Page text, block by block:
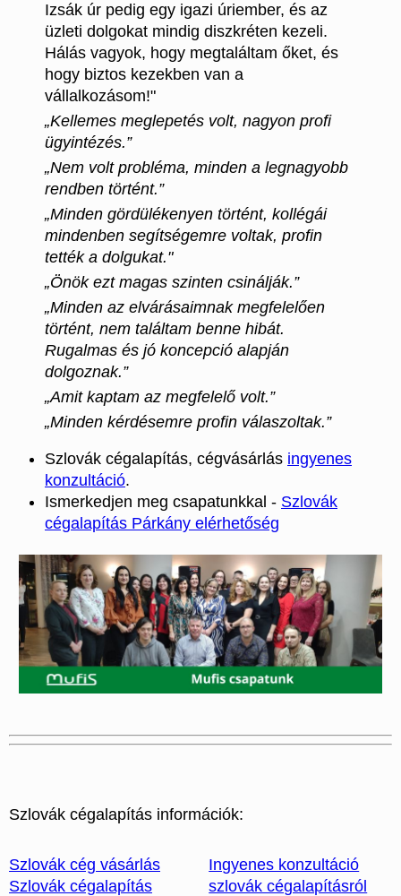
Izsák úr pedig egy igazi úriember, és az
üzleti dolgokat mindig diszkréten kezeli.
Hálás vagyok, hogy megtaláltam őket, és
hogy biztos kezekben van a
vállalkozásom!"
„Kellemes meglepetés volt, nagyon profi
ügyintézés.”
„Nem volt probléma, minden a legnagyobb
rendben történt.”
„Minden gördülékenyen történt, kollégái
mindenben segítségemre voltak, profin
tették a dolgukat."
„Önök ezt magas szinten csinálják.”
„Minden az elvárásaimnak megfelelően
történt, nem találtam benne hibát.
Rugalmas és jó koncepció alapján
dolgoznak.”
„Amit kaptam az megfelelő volt.”
„Minden kérdésemre profin válaszoltak.”
Szlovák cégalapítás, cégvásárlás ingyenes
konzultáció.
Ismerkedjen meg csapatunkkal - Szlovák
cégalapítás Párkány elérhetőség
Szlovák cégalapítás információk:
Szlovák cég vásárlás
Szlovák cégalapítás
Ingyenes konzultáció
szlovák cégalapításról